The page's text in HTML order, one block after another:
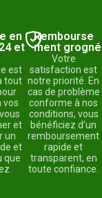
en
et
est
tout
vos
et
un
et
que
Rembourse
ment grogné
Votre
satisfaction est
notre priorité. En
cas de problème
conforme à nos
conditions, vous
bénéficiez d’un
remboursement
rapide et
transparent, en
toute confiance.